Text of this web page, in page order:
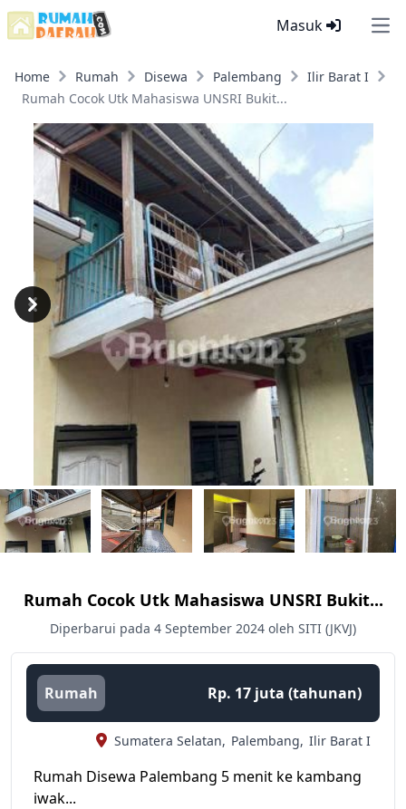
Masuk
Home Rumah Disewa Palembang
Ilir Barat I
Rumah Cocok Utk Mahasiswa UNSRI Bukit...
Previous
Next
Rumah Cocok Utk Mahasiswa UNSRI Bukit...
Diperbarui pada 4 September 2024 oleh SITI (JKVJ)
Rumah Rp. 17 juta (tahunan)
Sumatera Selatan, Palembang, Ilir Barat I
Rumah Disewa Palembang 5 menit ke kambang
iwak...